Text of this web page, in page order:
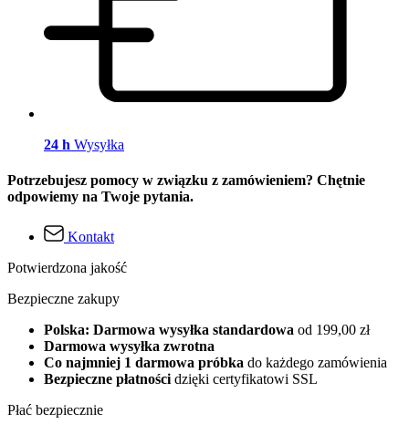
24 h Wysyłka
Potrzebujesz pomocy w związku z zamówieniem? Chętnie
odpowiemy na Twoje pytania.
Kontakt
Potwierdzona jakość
Bezpieczne zakupy
Polska: Darmowa wysyłka standardowa od 199,00 zł
Darmowa wysyłka zwrotna
Co najmniej 1 darmowa próbka do każdego zamówienia
Bezpieczne płatności dzięki certyfikatowi SSL
Płać bezpiecznie